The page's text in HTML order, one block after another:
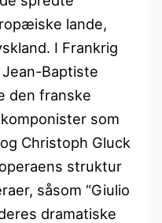
lande,
I Frankrig
Baptiste
den franske
som
Christoph Gluck
struktur
såsom “Giulio
dramatiske